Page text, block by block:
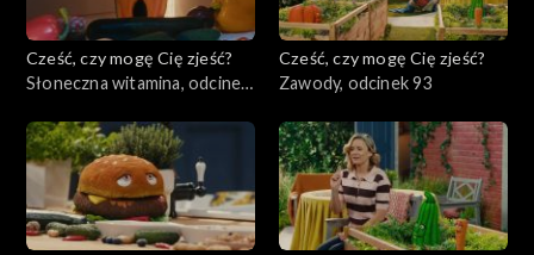
Cześć, czy mogę Cię zjeść?
Słoneczna witamina, odcinek
Cześć, czy mogę Cię zjeść?
Zawody, odcinek 93